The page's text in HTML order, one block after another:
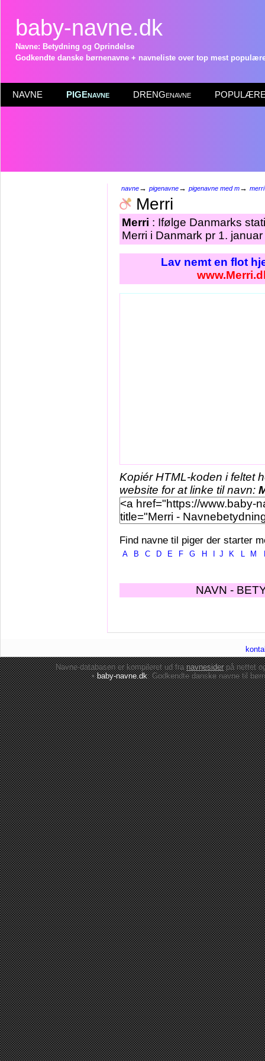
baby-navne.dk
Navne: Betydning og Oprindelse
Godkendte danske børnenavne + navneliste over top mest
NAVNE PIGEnavne DRENGenavne POPULÆRE
navne→ pigenavne→ pigenavne med m→ merri
Merri
Merri : Ifølge Danmarks
Merri i Danmark pr 1.
Lav nemt en flot
Kopiér HTML-koden i feltet
website for at linke til navn:
Find navne til piger der starter
A B C D E F G H J K L M
NAVN -
Navne-databasen er kompileret ud franavnesiderpå nettet
•baby-navne.dk: Godkendte danskenavne til børn